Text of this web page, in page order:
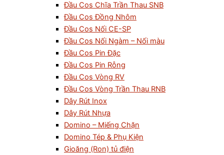
Đầu Cos Chĩa Trần Thau SNB
Đầu Cos Đồng Nhôm
Đầu Cos Nối CE-SP
Đầu Cos Nối Ngàm – Nối màu
Đầu Cos Pin Đặc
Đầu Cos Pin Rỗng
Đầu Cos Vòng RV
Đầu Cos Vòng Trần Thau RNB
Dây Rút Inox
Dây Rút Nhựa
Domino – Miếng Chặn
Domino Tép & Phụ Kiện
Gioăng (Ron) tủ điện